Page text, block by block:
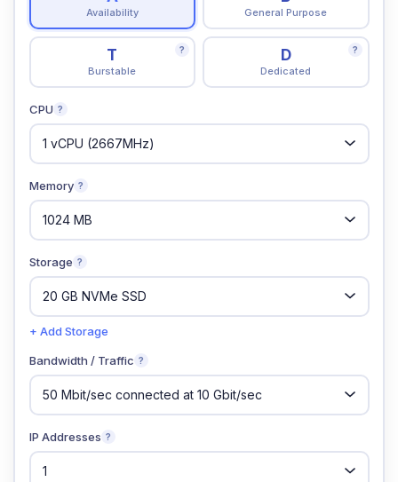
Availability General Purpose
T
Burstable
? D
Dedicated
?
CPU ?
Memory ?
Storage ?
+ Add Storage
Bandwidth / Traffic ?
IP Addresses ?